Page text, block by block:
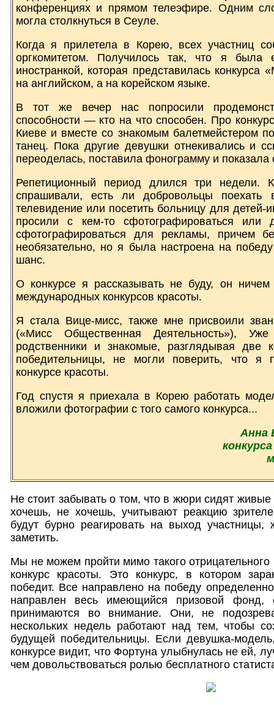
конференциях и прямом телеэфире. Одним
могла столкнуться в Сеуле.
Когда я прилетела в Корею, всех участниц
оргкомитетом. Получилось так, что я была
иностранкой, которая представилась конкурса
на английском, а на корейском языке.
В тот же вечер нас попросили
способности — кто на что способен. Про
Киеве и вместе со знакомым балетмейстером
танец. Пока другие девушки отнекивались и
переоделась, поставила фонограмму и показала
Репетиционный период длился три недели.
спрашивали, есть ли добровольцы
телевидение или посетить больницу для детей-
просили с кем-то сфотографироваться или
сфотографироваться для рекламы, причем
необязательно, но я была настроена на
шанс.
О конкурсе я рассказывать не буду, он
международных конкурсов красоты.
Я стала Вице-мисс, также мне присвоили
(«Мисс Общественная Деятельность»),
родственники и знакомые, разглядывая две
победительницы, не могли поверить, что я
конкурсе красоты.
Год спустя я приехала в Корею работать
вложили фотографии с того самого конкурса...
Анна
Не стоит забывать о том, что в жюри сидят
хочешь, не хочешь, учитывают реакцию
будут бурно реагировать на выход
заметить.
Мы не можем пройти мимо такого
конкурс красоты. Это конкурс, в котором
победит. Все направлено на победу
направлен весь имеющийся призовой фонд,
принимаются во внимание. Они, не
нескольких недель работают над тем, чтобы
будущей победительницы. Если девушка-
конкурсе видит, что Фортуна улыбнулась не ей,
чем довольствоваться ролью бесплатного